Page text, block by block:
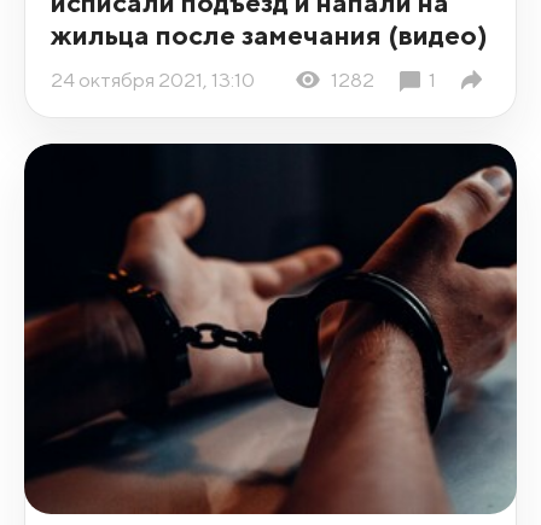
жильца после замечания (видео)
24 октября 2021, 13:10 1282 1